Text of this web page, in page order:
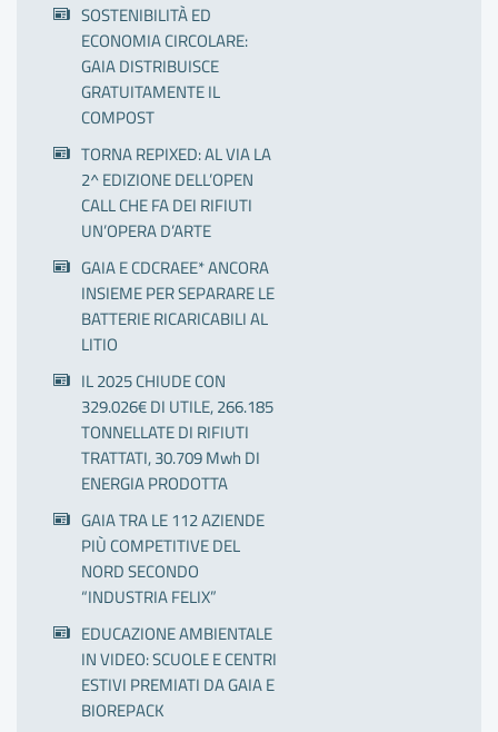
SOSTENIBILITÀ ED
ECONOMIA CIRCOLARE:
GAIA DISTRIBUISCE
GRATUITAMENTE IL
COMPOST
TORNA REPIXED: AL VIA LA
2^ EDIZIONE DELL’OPEN
CALL CHE FA DEI RIFIUTI
UN’OPERA D’ARTE
GAIA E CDCRAEE* ANCORA
INSIEME PER SEPARARE LE
BATTERIE RICARICABILI AL
LITIO
IL 2025 CHIUDE CON
329.026€ DI UTILE, 266.185
TONNELLATE DI RIFIUTI
TRATTATI, 30.709 Mwh DI
ENERGIA PRODOTTA
GAIA TRA LE 112 AZIENDE
PIÙ COMPETITIVE DEL
NORD SECONDO
“INDUSTRIA FELIX”
EDUCAZIONE AMBIENTALE
IN VIDEO: SCUOLE E CENTRI
ESTIVI PREMIATI DA GAIA E
BIOREPACK